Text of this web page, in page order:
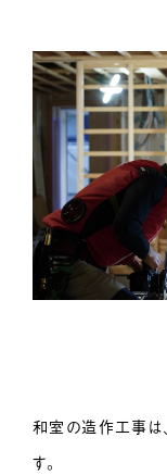
和室の造作工事は
す。